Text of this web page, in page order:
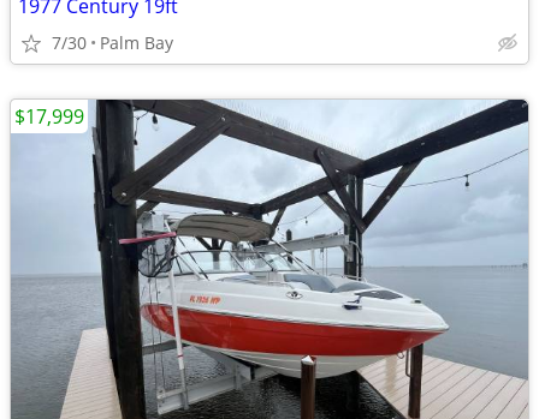
1977 Century 19ft
7/30 Palm Bay
$17,999